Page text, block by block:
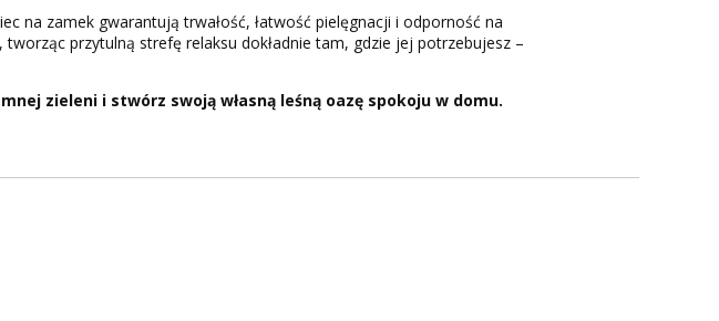
na zamek gwarantują trwałość, łatwość pielęgnacji i odporność na
przytulną strefę relaksu dokładnie tam, gdzie jej potrzebujesz –
zieleni i stwórz swoją własną leśną oazę spokoju w domu.